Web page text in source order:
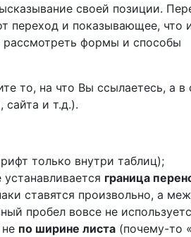
своей позиции.
переход и показывающее, что
рассмотреть формы и способы
то, на что Вы ссылаетесь, а в
сайта и т.д.).
только внутри таблиц);
устанавливается граница
ставятся произвольно, а
пробел вовсе не
по ширине листа (почему-то